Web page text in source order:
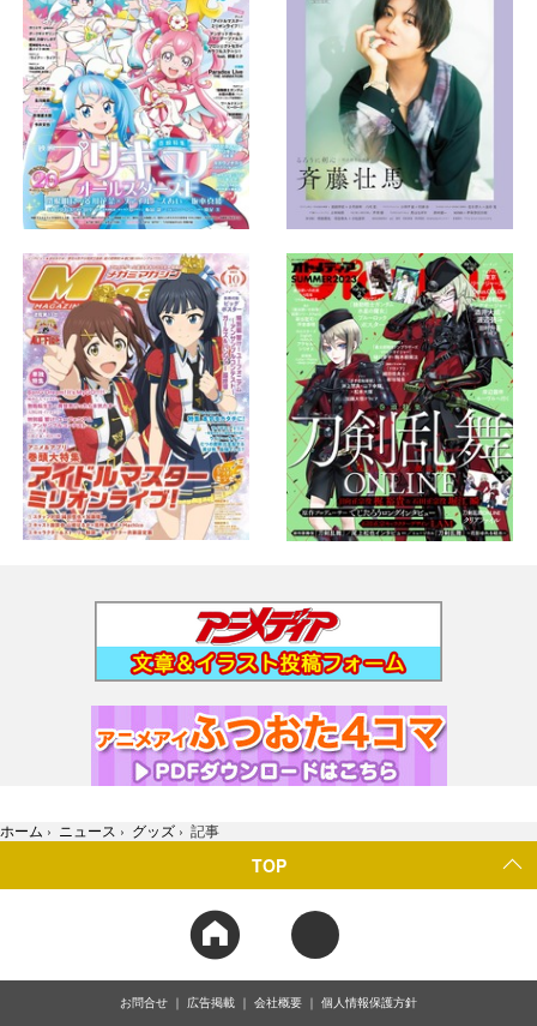
ホーム › ニュース › グッズ › 記事
TOP
お問合せ 広告掲載 会社概要 個人情報保護方針